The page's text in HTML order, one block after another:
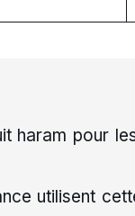
haram pour
utilisent